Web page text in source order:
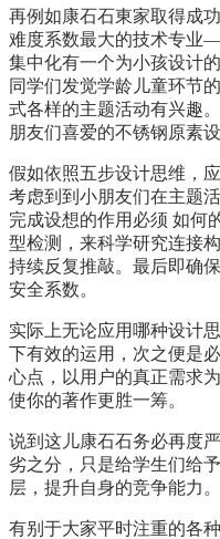
再例如康石石東家取得成
难度系数最大的技术专业
集中化有一个为小孩设计
同学们发觉学龄儿童环节
式各样的主题活动有兴趣
朋友们喜爱的不锈钢原素
假如依照五步设计思维，
考虑到到小朋友们在主题
完成设想的作用必须 如何
型检测，来科学研究连接
持续反复推敲。最后即确
安全系数。
实际上无论应用哪种设计
下有效的运用，次之便是
心点，以用户的真正需求
使你的著作更胜一筹。
说到这儿康石石务必再度
劣之分，只是给学生们给
层，提升自身的竞争能力。
有别于大家平时注重的各